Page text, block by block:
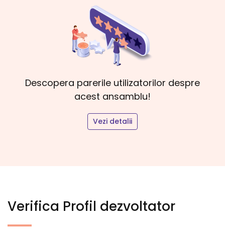
Descopera parerile utilizatorilor despre
acest ansamblu!
Vezi detalii
Verifica Profil dezvoltator